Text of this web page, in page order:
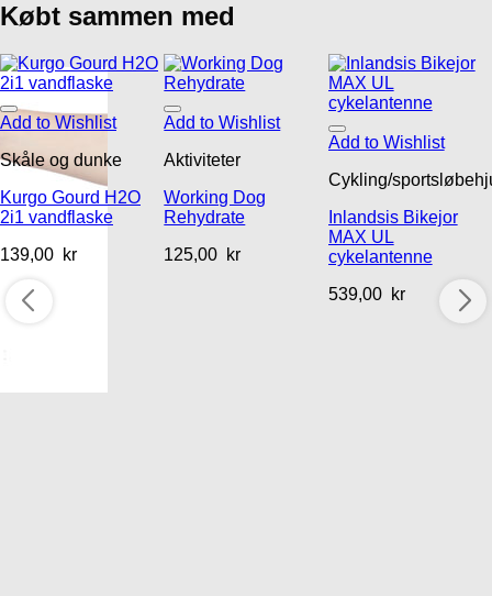
Købt sammen med
Add to Wishlist
Skåle og dunke
Kurgo Gourd H2O
2i1 vandflaske
139,00 kr
Add to Wishlist
Aktiviteter
Working Dog
Rehydrate
125,00 kr
Add to Wishlist
Cykling/
Inlandsis Bikejor
MAX UL
cykelantenne
539,00 kr